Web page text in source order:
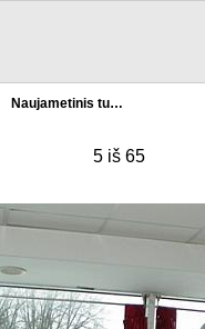
Naujametinis tu…
5 iš 65